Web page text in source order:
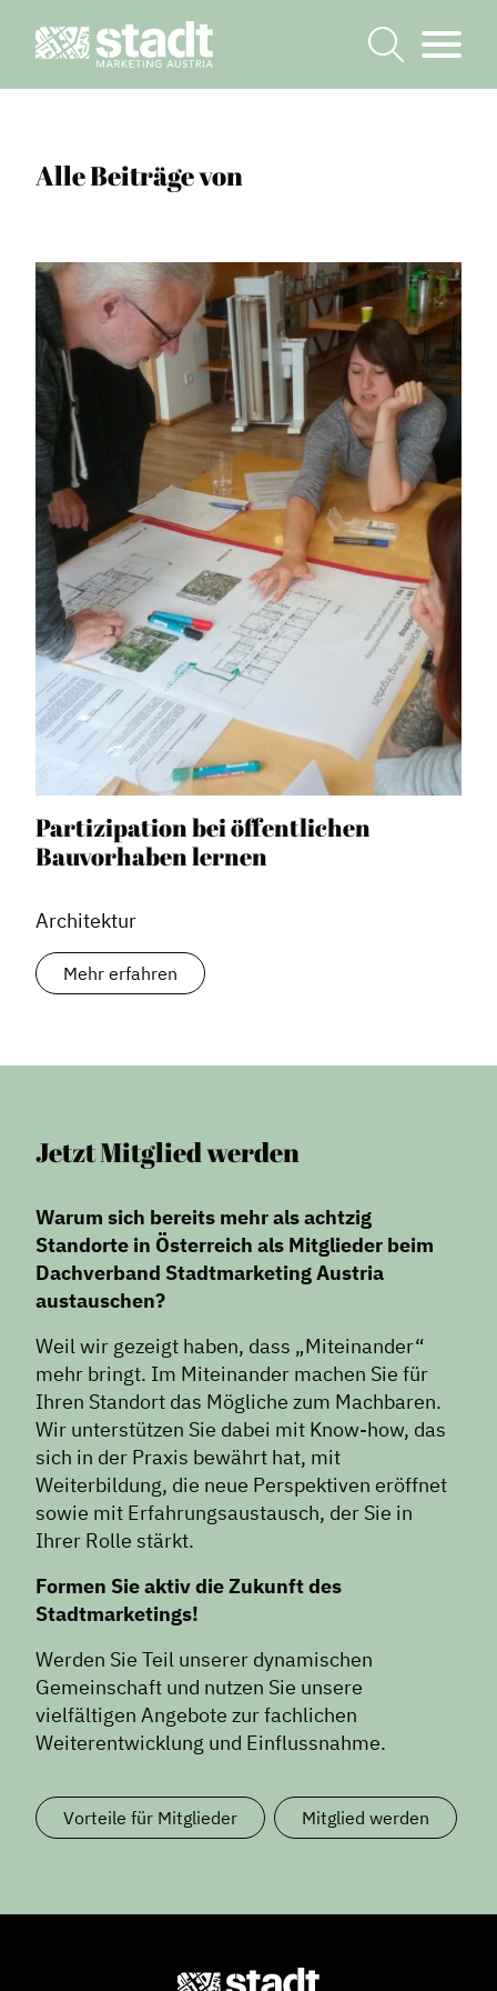
Dachverband
Geschichte des Dachverbandes
Vorstand
Vorteile für Mitglieder
Veranstaltungen
Formate
Stadtraumgestaltung
Projektmanagement
Contentmanagement
Datenmanagement
Serviceleistungen
Kooperationen
Service
Blog
Podcast
News
Informiert bleiben
Presse
Mosaik
Expertenwissen
Alle Beiträge von
Partizipation bei öffentlichen
Bauvorhaben lernen
Architektur
Mehr erfahren
Jetzt Mitglied werden
Warum sich bereits mehr als achtzig
Standorte in Österreich als Mitglieder beim
Dachverband Stadtmarketing Austria
austauschen?
Weil wir gezeigt haben, dass „Miteinander“
mehr bringt. Im Miteinander machen Sie für
Ihren Standort das Mögliche zum Machbaren.
Wir unterstützen Sie dabei mit Know-how, das
sich in der Praxis bewährt hat, mit
Weiterbildung, die neue Perspektiven eröffnet
sowie mit Erfahrungsaustausch, der Sie in
Ihrer Rolle stärkt.
Formen Sie aktiv die Zukunft des
Stadtmarketings!
Werden Sie Teil unserer dynamischen
Gemeinschaft und nutzen Sie unsere
vielfältigen Angebote zur fachlichen
Weiterentwicklung und Einflussnahme.
Vorteile für Mitglieder Mitglied werden